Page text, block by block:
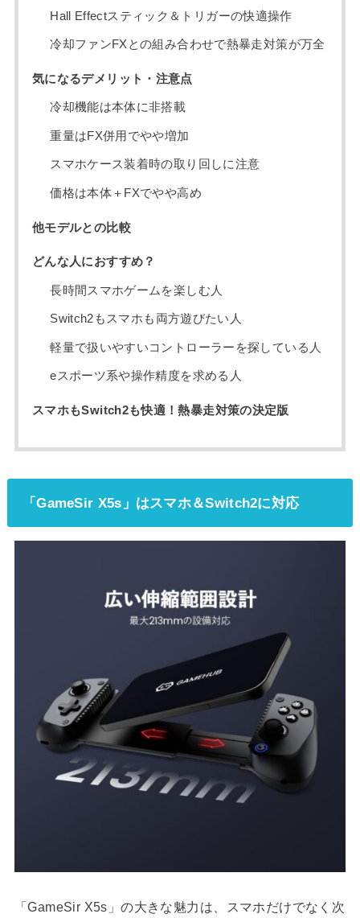
Hall Effectスティック＆トリガーの快適操作
冷却ファンFXとの組み合わせで熱暴走対策が万全
気になるデメリット・注意点
冷却機能は本体に非搭載
重量はFX併用でやや増加
スマホケース装着時の取り回しに注意
価格は本体＋FXでやや高め
他モデルとの比較
どんな人におすすめ？
長時間スマホゲームを楽しむ人
Switch2もスマホも両方遊びたい人
軽量で扱いやすいコントローラーを探している人
eスポーツ系や操作精度を求める人
スマホもSwitch2も快適！熱暴走対策の決定版
「GameSir X5s」はスマホ＆Switch2に対応
「GameSir X5s」の大きな魅力は、スマホだけでなく次